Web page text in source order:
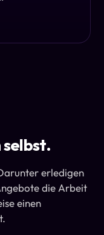
selbst.
erledigen
die Arbeit
einen